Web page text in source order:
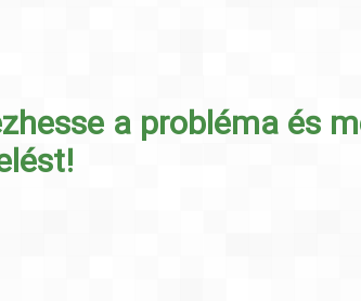
a probléma és